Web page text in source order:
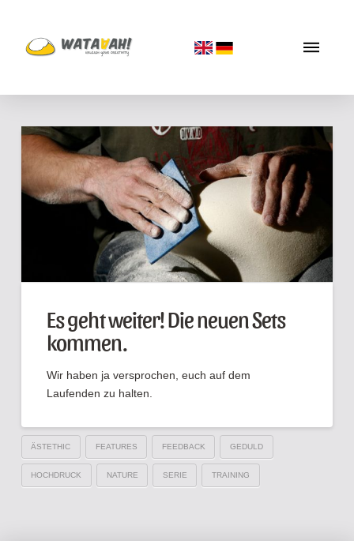
Es geht weiter! Die neuen Sets
kommen.
Wir haben ja versprochen, euch auf dem
Laufenden zu halten.
ÄSTETHIC FEATURES FEEDBACK GEDULD
HOCHDRUCK NATURE SERIE TRAINING